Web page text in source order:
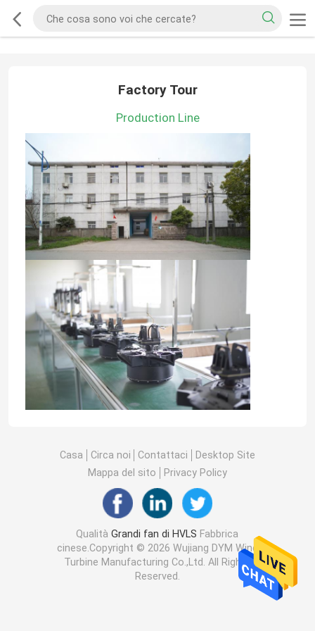
Factory Tour
Production Line
Casa Circa noi Contattaci
Desktop Site
Mappa del sito
Privacy Policy
QualitàGrandi fan di HVLS Fabbrica
cinese.Copyright © 2026 Wujiang DYM Wind
Turbine Manufacturing Co.,Ltd. All Rights
Reserved.